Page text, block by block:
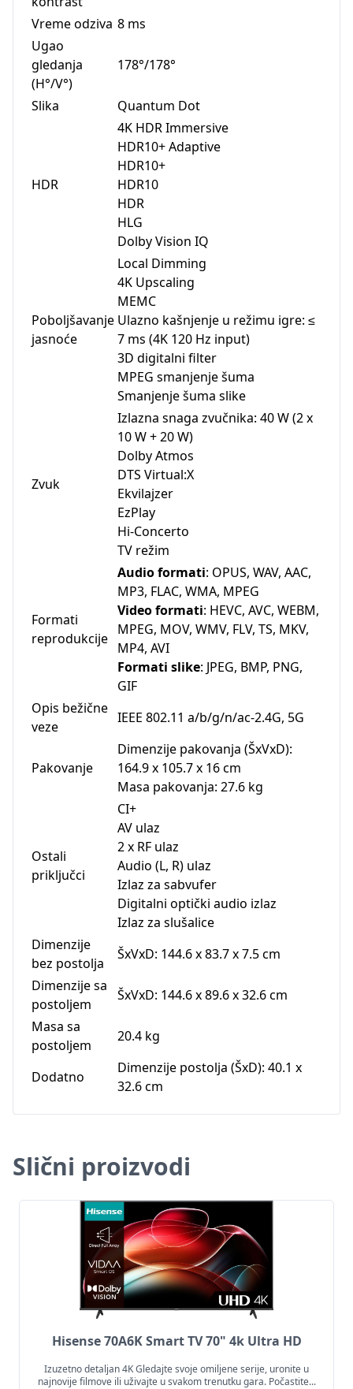
Vreme odziva 8 ms
Ugao
gledanja
(H°/V°)
178°/178°
Slika Quantum Dot
HDR
4K HDR Immersive
HDR10+ Adaptive
HDR10+
HDR10
HDR
HLG
Dolby Vision IQ
Poboljšavanje
jasnoće
Local Dimming
4K Upscaling
MEMC
Ulazno kašnjenje u režimu igre: ≤
7 ms (4K 120 Hz input)
3D digitalni filter
MPEG smanjenje šuma
Smanjenje šuma slike
Zvuk
Izlazna snaga zvučnika: 40 W (2 x
10 W + 20 W)
Dolby Atmos
DTS Virtual:X
Ekvilajzer
EzPlay
Hi-Concerto
TV režim
Formati
reprodukcije
Audio formati: OPUS, WAV, AAC,
MP3, FLAC, WMA, MPEG
Video formati: HEVC, AVC, WEBM,
MPEG, MOV, WMV, FLV, TS, MKV,
MP4, AVI
Formati slike: JPEG, BMP, PNG,
GIF
Opis bežične
veze
IEEE 802.11 a/b/g/n/ac-2.4G, 5G
Pakovanje
Dimenzije pakovanja (ŠxVxD):
164.9 x 105.7 x 16 cm
Masa pakovanja: 27.6 kg
Ostali
priključci
CI+
AV ulaz
2 x RF ulaz
Audio (L, R) ulaz
Izlaz za sabvufer
Digitalni optički audio izlaz
Izlaz za slušalice
Dimenzije
bez postolja
ŠxVxD: 144.6 x 83.7 x 7.5 cm
Dimenzije sa
postoljem
ŠxVxD: 144.6 x 89.6 x 32.6 cm
Masa sa
postoljem
20.4 kg
Dodatno
Dimenzije postolja (ŠxD): 40.1 x
32.6 cm
Slični proizvodi
Hisense 70A6K Smart TV 70" 4k Ultra HD
Izuzetno detaljan 4K Gledajte svoje omiljene serije, uronite u
najnovije filmove ili uživajte u svakom trenutku gara. Počastite...